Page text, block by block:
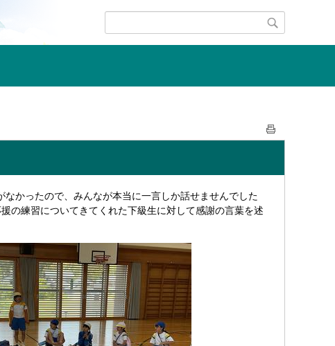
かったので、みんなが本当に一言しか話せませんでした
の練習についてきてくれた下級生に対して感謝の言葉を述